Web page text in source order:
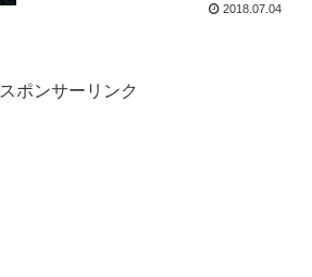
2018.07.04
スポンサーリンク